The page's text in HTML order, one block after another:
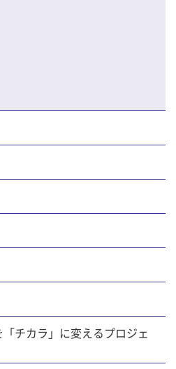
チカラ」に変えるプロジェ